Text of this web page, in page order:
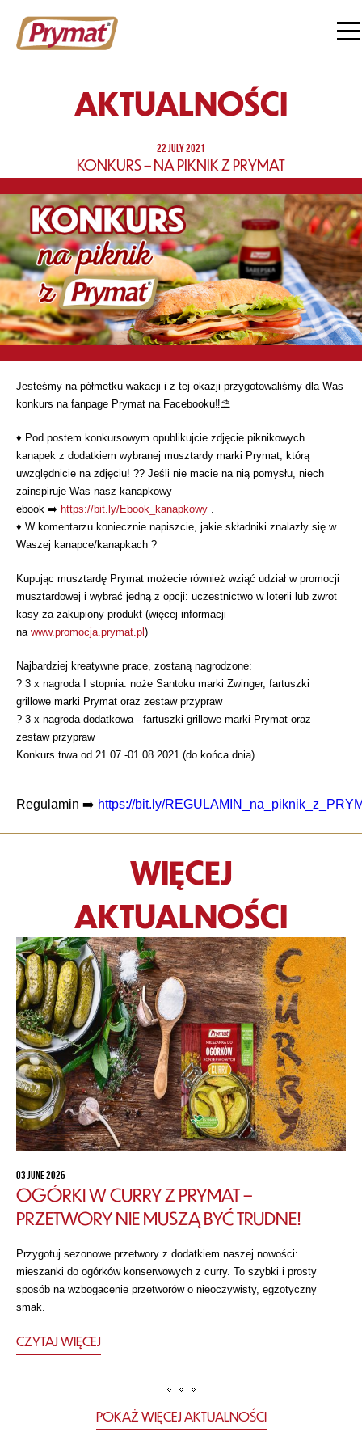
AKTUALNOŚCI
22 JULY 2021
KONKURS – NA PIKNIK Z PRYMAT
Jesteśmy na półmetku wakacji i z tej okazji przygotowaliśmy dla Was
konkurs na fanpage Prymat na Facebooku‼️⛱️
♦️ Pod postem konkursowym opublikujcie zdjęcie piknikowych
kanapek z dodatkiem wybranej musztardy marki Prymat, którą
uwzględnicie na zdjęciu! ?? Jeśli nie macie na nią pomysłu, niech
zainspiruje Was nasz kanapkowy
ebook ➡️ https://bit.ly/Ebook_kanapkowy
♦️ W komentarzu koniecznie napiszcie, jakie składniki znalazły się w
Waszej kanapce/kanapkach ?
Kupując musztardę Prymat możecie również wziąć udział w promocji
musztardowej i wybrać jedną z opcji: uczestnictwo w loterii lub zwrot
kasy za zakupiony produkt (więcej informacji
na www.promocja.prymat.pl )
Najbardziej kreatywne prace, zostaną nagrodzone:
? 3 x nagroda I stopnia: noże Santoku marki Zwinger, fartuszki
grillowe marki Prymat oraz zestaw przypraw
? 3 x nagroda dodatkowa - fartuszki grillowe marki Prymat oraz
zestaw przypraw
Konkurs trwa od 21.07 -01.08.2021 (do końca dnia)
Regulamin ➡️ https://bit.ly/
WIĘCEJ
AKTUALNOŚCI
03 JUNE 2026
OGÓRKI W CURRY Z PRYMAT –
PRZETWORY NIE MUSZĄ BYĆ TRUDNE!
Przygotuj sezonowe przetwory z dodatkiem naszej nowości:
mieszanki do ogórków konserwowych z curry. To szybki i prosty
sposób na wzbogacenie przetworów o nieoczywisty, egzotyczny
smak.
CZYTAJ WIĘCEJ
POKAŻ WIĘCEJ AKTUALNOŚCI